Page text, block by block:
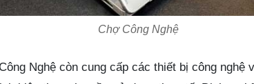
Chợ Công Nghệ
Nghệ còn cung cấp các thiết bị công nghệ